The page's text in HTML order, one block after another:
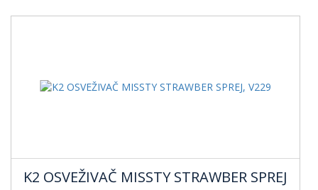
K2 OSVEŽIVAČ MISSTY STRAWBER SPREJ